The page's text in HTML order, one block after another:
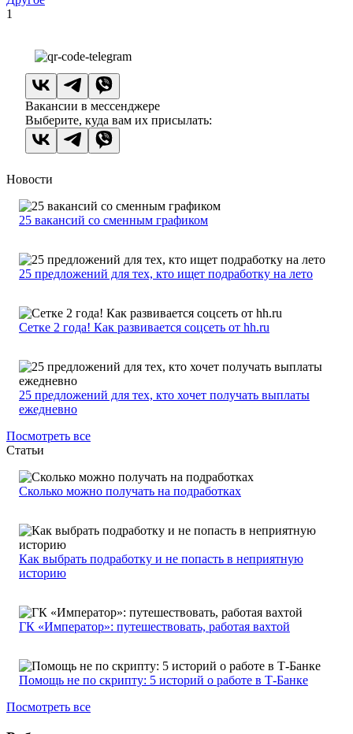
1
Вакансии в мессенджере
Выберите, куда вам их присылать:
Новости
25 вакансий со сменным графиком
25 предложений для тех, кто ищет подработку на лето
Сетке 2 года! Как развивается соцсеть от hh.ru
25 предложений для тех, кто хочет получать выплаты
ежедневно
Посмотреть все
Статьи
Сколько можно получать на подработках
Как выбрать подработку и не попасть в неприятную
историю
ГК «Император»: путешествовать, работая вахтой
Помощь не по скрипту: 5 историй о работе в Т-Банке
Посмотреть все